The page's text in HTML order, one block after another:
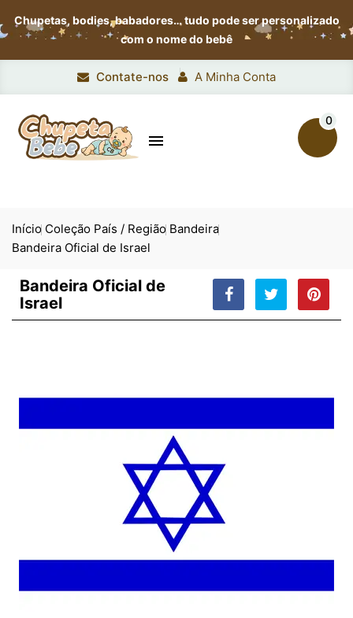
Chupetas, bodies, babadores…tudo pode ser personalizado
com o nome do bebê
Contate-nos A Minha Conta

0
Início Coleção País / Região Bandeira
Bandeira Oficial de Israel
Bandeira Oficial de
Israel